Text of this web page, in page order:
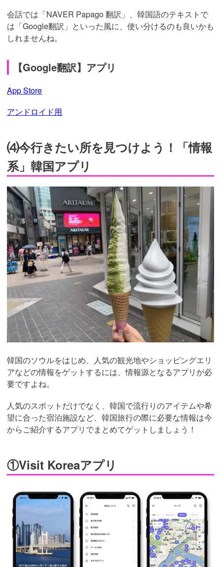
会話では「NAVER Papago 翻訳」、韓国語のテキストで
は「Google翻訳」といった風に、使い分けるのも良いかも
しれませんね。
【Google翻訳】アプリ
App Store
アンドロイド用
⑷今行きたい所を見つけよう！「情報
系」韓国アプリ
韓国のソウルをはじめ、人気の観光地やショッピングエリ
アなどの情報をゲットするには、情報源となるアプリが必
要ですよね。
人気のスポットだけでなく、韓国で流行りのアイテムや希
望に合った宿泊施設など、韓国旅行の際に必要な情報は今
からご紹介するアプリでまとめてゲットしましょう！
①Visit Koreaアプリ